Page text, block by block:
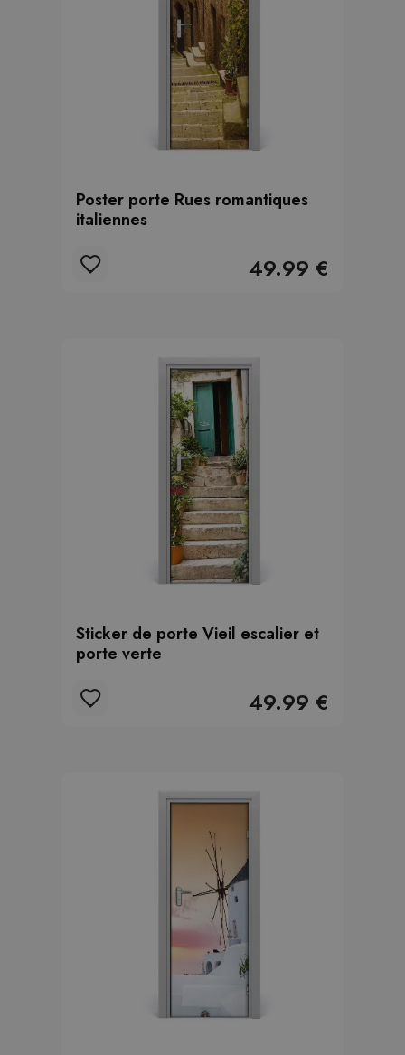
Poster porte Rues romantiques
italiennes
49.99 €
Sticker de porte Vieil escalier et
porte verte
49.99 €